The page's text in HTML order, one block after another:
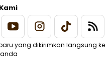
yang dikirimkan langsung ke